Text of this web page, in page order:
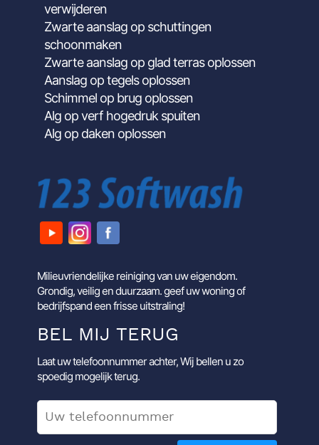
verwijderen
Zwarte aanslag op schuttingen
schoonmaken
Zwarte aanslag op glad terras oplossen
Aanslag op tegels oplossen
Schimmel op brug oplossen
Alg op verf hogedruk spuiten
Alg op daken oplossen
Milieuvriendelijke reiniging van uw eigendom.
Grondig, veilig en duurzaam. geef uw woning of
bedrijfspand een frisse uitstraling!
BEL MIJ TERUG
Laat uw telefoonnummer achter, Wij bellen u zo
spoedig mogelijk terug.